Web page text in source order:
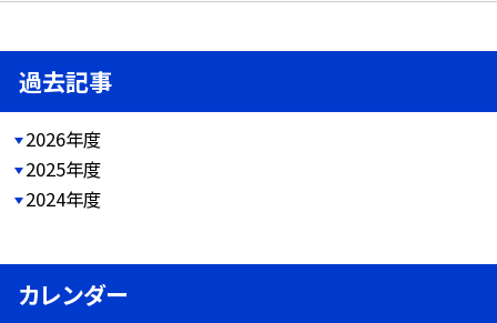
過去記事
2026年度
2025年度
2024年度
カレンダー